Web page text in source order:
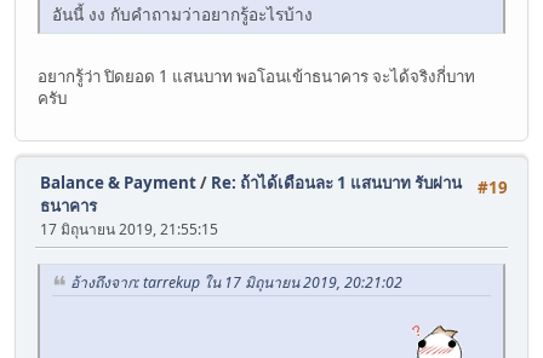
อันนี้ งง กับคำถามว่าอยากรู้อะไรบ้าง
อยากรู้ว่า ปิดยอด 1 แสนบาท พอโอนเข้าธนาคาร จะได้จริงกี่บาท
ครับ
#19
Balance & Payment/ Re: ถ้าได้เดือนละ 1 แสนบาท รับผ่าน
ธนาคาร
17 มิถุนายน 2019, 21:55:15
อ้างถึงจาก: tarrekup ใน 17 มิถุนายน 2019, 20:21:02